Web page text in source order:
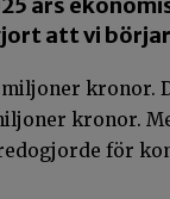
att vi
kronor.
kronor.
för